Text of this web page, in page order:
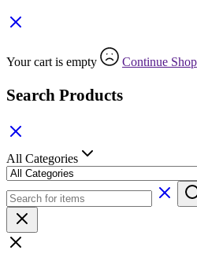
Your cart is empty Continue
Search Products
All Categories